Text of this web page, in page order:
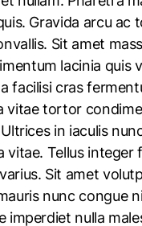
Gravida arcu ac
Sit amet
lacinia quis
facilisi cras
vitae tortor
in iaculis
vitae. Tellus integer
Sit amet
nunc congue
imperdiet nulla